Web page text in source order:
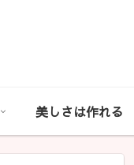
美しさは作れる